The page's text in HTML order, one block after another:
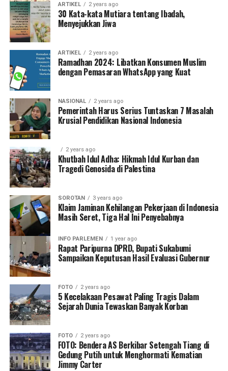
ARTIKEL 2 years ago
30 Kata-kata Mutiara tentang Ibadah,
Menyejukkan Jiwa
ARTIKEL 2 years ago
Ramadhan 2024: Libatkan Konsumen Muslim
dengan Pemasaran WhatsApp yang Kuat
NASIONAL 2 years ago
Pemerintah Harus Serius Tuntaskan 7 Masalah
Krusial Pendidikan Nasional Indonesia
2 years ago
Khutbah Idul Adha: Hikmah Idul Kurban dan
Tragedi Genosida di Palestina
SOROTAN 3 years ago
Klaim Jaminan Kehilangan Pekerjaan di Indonesia
Masih Seret, Tiga Hal Ini Penyebabnya
INFO PARLEMEN 1 year ago
Rapat Paripurna DPRD, Bupati Sukabumi
Sampaikan Keputusan Hasil Evaluasi Gubernur
FOTO 2 years ago
5 Kecelakaan Pesawat Paling Tragis Dalam
Sejarah Dunia Tewaskan Banyak Korban
FOTO 2 years ago
FOTO: Bendera AS Berkibar Setengah Tiang di
Gedung Putih untuk Menghormati Kematian
Jimmy Carter